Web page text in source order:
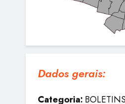
Dados gerais:
Categoria: BOLETINS